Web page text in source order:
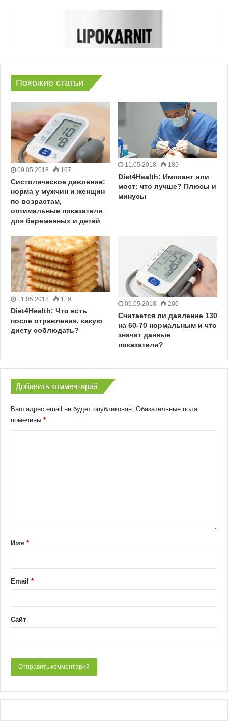
Похожие статьи
09.05.2018 167
Систолическое давление:
норма у мужчин и женщин
по возрастам,
оптимальные показатели
для беременных и детей
11.05.2018 189
Diet4Health: Имплант или
мост: что лучше? Плюсы и
минусы
11.05.2018 119
Diet4Health: Что есть
после отравления, какую
диету соблюдать?
09.05.2018 200
Считается ли давление 130
на 60-70 нормальным и что
значат данные
показатели?
Добавить комментарий
Ваш адрес email не будет опубликован. Обязательные поля
помечены *
Имя *
Email *
Сайт